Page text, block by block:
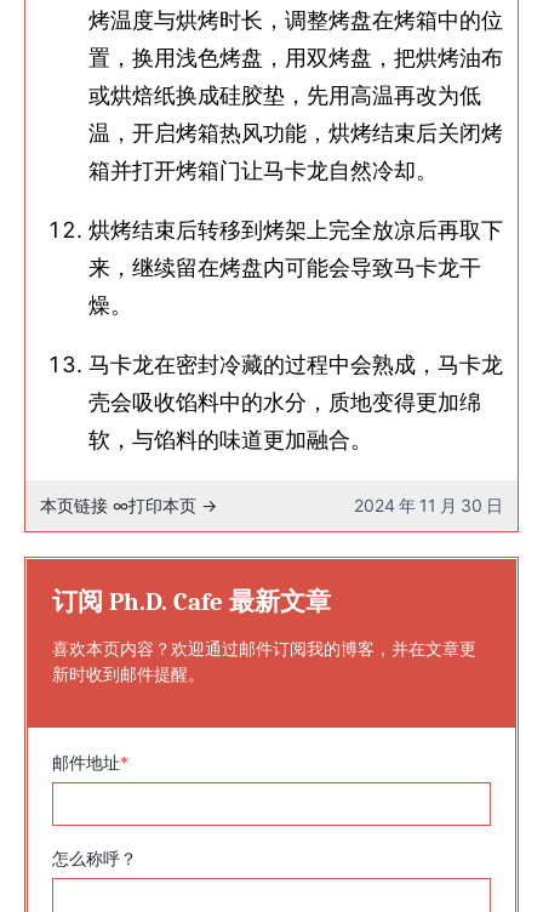
烤温度与烘烤时长，调整烤盘在烤箱中的位
置，换用浅色烤盘，用双烤盘，把烘烤油布
或烘焙纸换成硅胶垫，先用高温再改为低
温，开启烤箱热风功能，烘烤结束后关闭烤
箱并打开烤箱门让马卡龙自然冷却。
烘烤结束后转移到烤架上完全放凉后再取下
来，继续留在烤盘内可能会导致马卡龙干
燥。
马卡龙在密封冷藏的过程中会熟成，马卡龙
壳会吸收馅料中的水分，质地变得更加绵
软，与馅料的味道更加融合。
本页链接 ∞打印本页 → 2024 年 11 月 30 日
订阅 Ph.D. Cafe 最新文章
喜欢本页内容？欢迎通过邮件订阅我的博客，并在文章更
新时收到邮件提醒。
邮件地址*
怎么称呼？